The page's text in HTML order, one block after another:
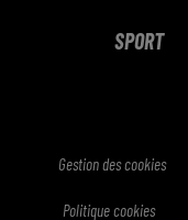
SPORT
Gestion des cookies
Politique cookies